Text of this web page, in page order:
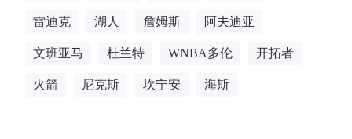
雷迪克 湖人 詹姆斯 阿夫迪亚
文班亚马 杜兰特 WNBA多伦 开拓者
火箭 尼克斯 坎宁安 海斯